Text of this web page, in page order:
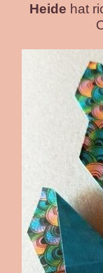
Heide hat